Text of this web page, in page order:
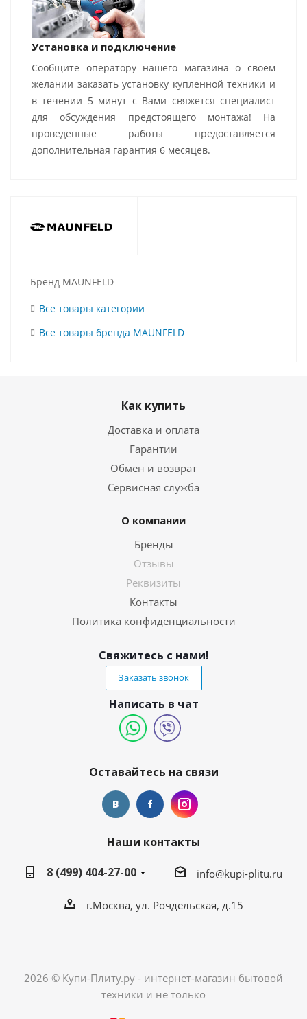
Установка и подключение
Сообщите оператору нашего магазина о своем
желании заказать установку купленной техники и
в течении 5 минут с Вами свяжется специалист
для обсуждения предстоящего монтажа! На
проведенные работы предоставляется
дополнительная гарантия 6 месяцев.
Бренд MAUNFELD
Все товары категории
Все товары бренда MAUNFELD
Как купить
Доставка и оплата
Гарантии
Обмен и возврат
Сервисная служба
О компании
Бренды
Отзывы
Реквизиты
Контакты
Политика конфиденциальности
Свяжитесь с нами!
Заказать звонок
Написать в чат
Оставайтесь на связи
Наши контакты
8 (499) 404-27-00
info@kupi-plitu.ru
г.Москва, ул. Рочдельская, д.15
2026 © Купи-Плиту.ру - интернет-магазин бытовой
техники и не только